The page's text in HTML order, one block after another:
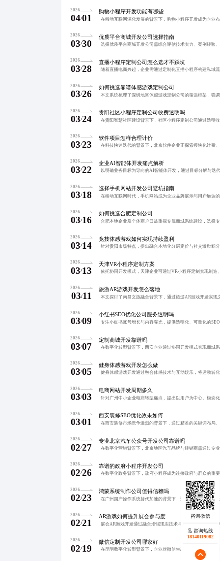
2026
04/01
购物小程序开发功能有哪些
2026
03/30
优质平台商城开发公司选择指南
2026
03/28
直播小程序定制公司怎么选才不踩坑
2026
03/26
如何挑选靠谱体感游戏定制公司
2026
03/24
贵阳社区小程序定制公司收费透明吗
2026
03/23
软件项目怎样合理计价
2026
03/22
企业AI智能体开发痛点解析
2026
03/18
选择手机网站开发公司避坑指南
2026
03/16
如何挑选合肥定制公司
2026
03/14
竞技体感游戏如何实现持续盈利
2026
03/13
天津VR小程序定制方案
2026
03/11
旅游AR游戏开发怎么落地
2026
03/09
小红书SEO优化公司服务透明吗
2026
03/07
定制商城开发靠谱吗
2026
03/05
健身体感游戏开发怎么做
2026
03/03
电商网站开发周期多久
2026
03/01
西安装修SEO优化效果如何
2026
02/27
专业北京汽车公众号开发公司靠谱吗
2026
02/26
靠谱的政府小程序开发公司
2026
02/23
鸿蒙系统制作公司值得信赖吗
2026
02/21
AR游戏如何提升展会参与度
2026
02/19
微信定制开发公司哪家好
咨询热线
18140119082